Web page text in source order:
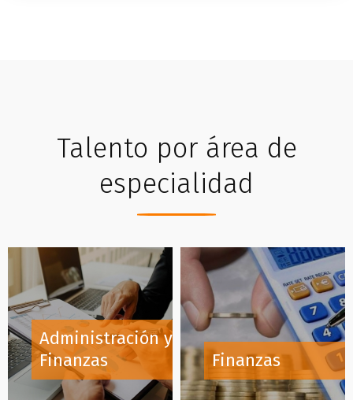
Talento por área de
especialidad
Administración y
Finanzas
Finanzas